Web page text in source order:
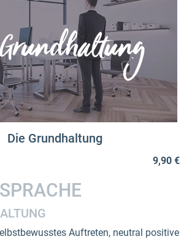
Die Grundhaltung
9,90 €
Auftreten, neutral positive